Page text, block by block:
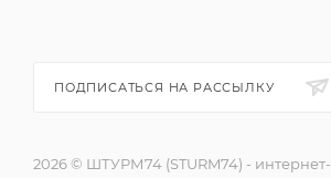
ПОДПИСАТЬСЯ НА РАССЫЛКУ
2026 © ШТУРМ74 (STURM74) - интернет-